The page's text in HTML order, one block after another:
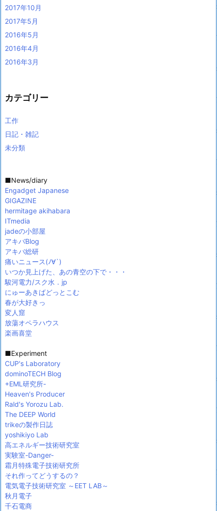
2017年10月
2017年5月
2016年5月
2016年4月
2016年3月
カテゴリー
工作
日記・雑記
未分類
■News/diary
Engadget Japanese
GIGAZINE
hermitage akihabara
ITmedia
jadeの小部屋
アキバBlog
アキバ総研
痛いニュース(ﾉ∀`)
いつか見上げた、あの青空の下で・・・
駿河電力/スク水．jp
にゅーあきばどっとこむ
春が大好きっ
変人窟
放蕩オペラハウス
楽画喜堂
■Experiment
CUP's Laboratory
dominoTECH Blog
+EML研究所-
Heaven's Producer
Rald's Yorozu Lab.
The DEEP World
trikeの製作日誌
yoshikiyo Lab
高エネルギー技術研究室
実験室-Danger-
霜月特殊電子技術研究所
それ作ってどうするの？
電気電子技術研究室 ～EET LAB～
秋月電子
千石電商